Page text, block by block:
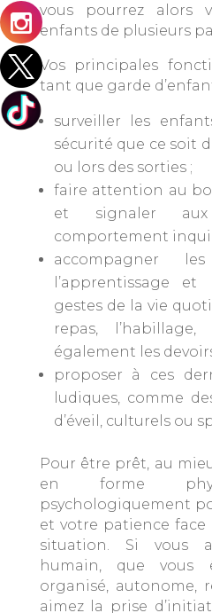
vous pourrez alors
enfants de plusieurs
Vos principales
tant que garde
surveiller les
sécurité que ce soit
ou lors des sorties ;
faire attention au
et signaler
comportement
accompagner
l’apprentissage
gestes de la vie
repas,
également les
proposer à ces
ludiques, comme
d’éveil, culturels ou
Pour être prêt, au
en forme
psychologiquement
et votre patience face
situation. Si vous
humain, que vous
organisé, autonome,
aimez la prise